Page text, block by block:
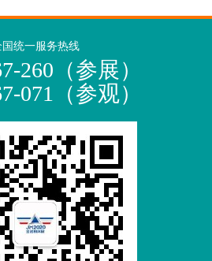
国统一服务热线
260（参展）
071（参观）